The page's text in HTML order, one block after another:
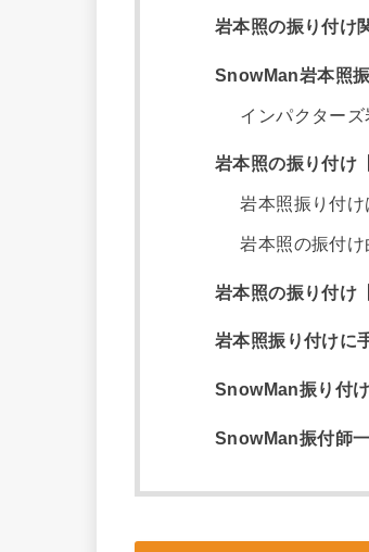
岩本照の振り付け
SnowMan岩本照
インパクターズ
岩本照の振り付け
岩本照振り付け
岩本照の振付
岩本照の振り付け
岩本照振り付けに
SnowMan振り付
SnowMan振付師